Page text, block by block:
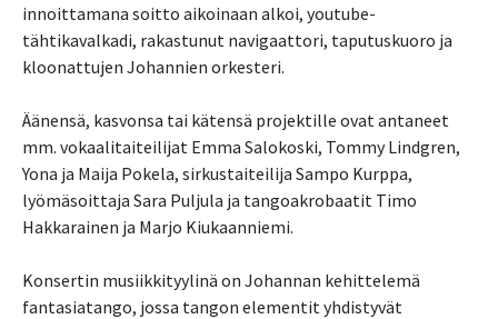
innoittamana soitto aikoinaan alkoi, youtube-
tähtikavalkadi, rakastunut navigaattori, taputuskuoro ja
kloonattujen Johannien orkesteri.
Äänensä, kasvonsa tai kätensä projektille ovat antaneet
mm. vokaalitaiteilijat Emma Salokoski, Tommy Lindgren,
Yona ja Maija Pokela, sirkustaiteilija Sampo Kurppa,
lyömäsoittaja Sara Puljula ja tangoakrobaatit Timo
Hakkarainen ja Marjo Kiukaanniemi.
Konsertin musiikkityylinä on Johannan kehittelemä
fantasiatango, jossa tangon elementit yhdistyvät